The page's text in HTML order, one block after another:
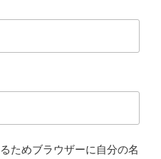
ためブラウザーに自分の名